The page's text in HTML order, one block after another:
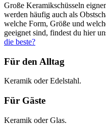
Große Keramikschüsseln
werden häufig auch als
welche Form, Größe und
geeignet sind, findest du hier
die beste?
Für den Alltag
Keramik oder Edelstahl.
Für Gäste
Keramik oder Glas.